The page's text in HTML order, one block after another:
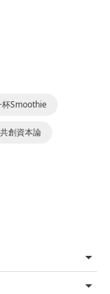
杯Smoothie
共創資本論